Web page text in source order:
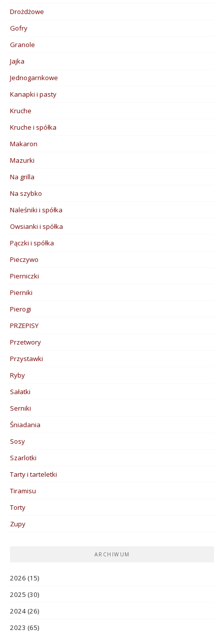
Drożdżowe
Gofry
Granole
Jajka
Jednogarnkowe
Kanapki i pasty
Kruche
Kruche i spółka
Makaron
Mazurki
Na grilla
Na szybko
Naleśniki i spółka
Owsianki i spółka
Pączki i spółka
Pieczywo
Pierniczki
Pierniki
Pierogi
PRZEPISY
Przetwory
Przystawki
Ryby
Sałatki
Serniki
Śniadania
Sosy
Szarlotki
Tarty i tarteletki
Tiramisu
Torty
Zupy
ARCHIWUM
2026 (15)
2025 (30)
2024(26)
2023 (65)